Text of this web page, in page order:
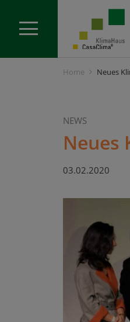
Home Neues
NEWS
Neues
03.02.2020